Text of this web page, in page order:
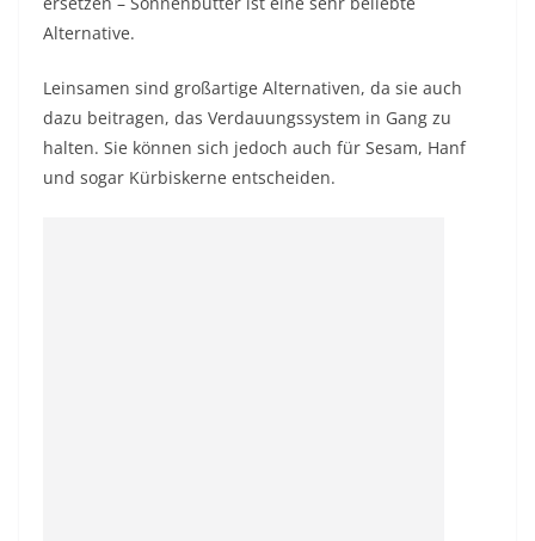
Alternative.
Leinsamen sind großartige Alternativen, da sie auch
dazu beitragen, das Verdauungssystem in Gang zu
halten. Sie können sich jedoch auch für Sesam, Hanf
und sogar Kürbiskerne entscheiden.